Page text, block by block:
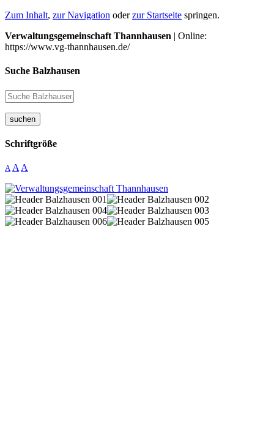
Zum Inhalt, zur Navigation oderzur Startseite springen.
Verwaltungsgemeinschaft Thannhausen | Online:
https://www.vg-thannhausen.de/
Suche Balzhausen
suchen
Schriftgröße
A A A